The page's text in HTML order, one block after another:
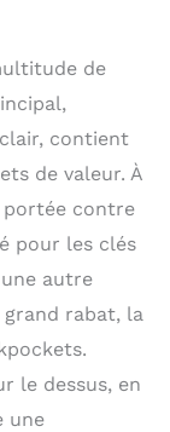
de
contient
de valeur. À
portée contre
pour les clés
autre
rabat, la
le dessus, en
une